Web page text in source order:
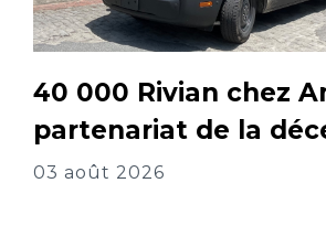
40 000 Rivian chez
partenariat de la
03 août 2026